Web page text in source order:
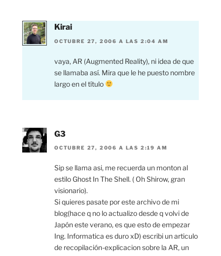
Kirai
OCTUBRE 27, 2006 A LAS 2:04 AM
vaya, AR (Augmented Reality), ni idea de que
se llamaba así. Mira que le he puesto nombre
largo en el título
G3
OCTUBRE 27, 2006 A LAS 2:19 AM
Sip se llama asi, me recuerda un monton al
estilo Ghost In The Shell. ( Oh Shirow, gran
visionario).
Si quieres pasate por este archivo de mi
blog(hace q no lo actualizo desde q volvi de
Japón este verano, es que esto de empezar
Ing. Informatica es duro xD) escribi un articulo
de recopilación-explicacion sobre la AR, un